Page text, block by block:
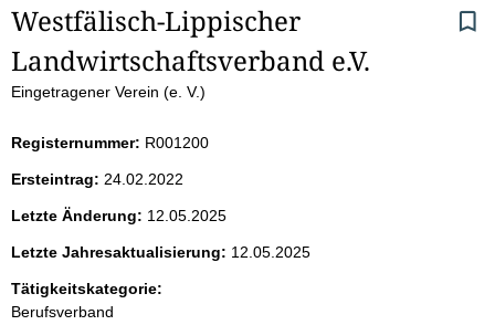
S
e
t
e
n
i
Westfälisch-Lippischer
Landwirtschaftsverband e.V.
Eingetragener Verein (e. V.)
Registernummer: R001200
Ersteintrag: 24.02.2022
Letzte Änderung: 12.05.2025
Letzte Jahresaktualisierung: 12.05.2025
Tätigkeitskategorie:
Berufsverband